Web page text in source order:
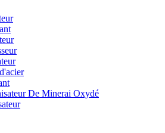
De Minerai Oxydé